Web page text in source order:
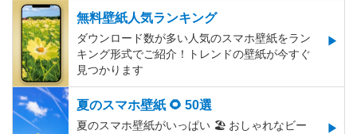
無料壁紙人気ランキング
ダウンロード数が多い人気のスマホ壁紙をラン
キング形式でご紹介！トレンドの壁紙が今すぐ
見つかります
夏のスマホ壁紙 🌻 50選
夏のスマホ壁紙がいっぱい 🏖 おしゃれなビー